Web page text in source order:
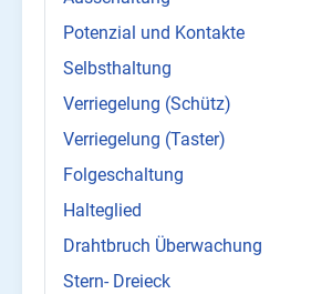
Potenzial und Kontakte
Selbsthaltung
Verriegelung (Schütz)
Verriegelung (Taster)
Folgeschaltung
Halteglied
Drahtbruch Überwachung
Stern- Dreieck